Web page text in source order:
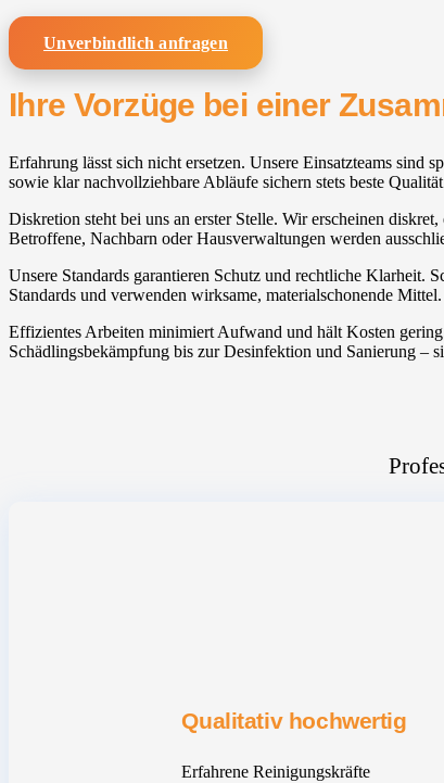
Unverbindlich anfragen
Ihre Vorzüge bei einer
Erfahrung lässt sich nicht ersetzen. Unsere Einsatzteams
sowie klar nachvollziehbare Abläufe sichern stets beste
Diskretion steht bei uns an erster Stelle. Wir erscheinen
Betroffene, Nachbarn oder Hausverwaltungen werden
Unsere Standards garantieren Schutz und rechtliche Klarheit.
Standards und verwenden wirksame, materialschonende
Effizientes Arbeiten minimiert Aufwand und hält Kosten
Schädlingsbekämpfung bis zur Desinfektion und Sanierung –
Qualitativ hochwertig
Erfahrene Reinigungskräfte